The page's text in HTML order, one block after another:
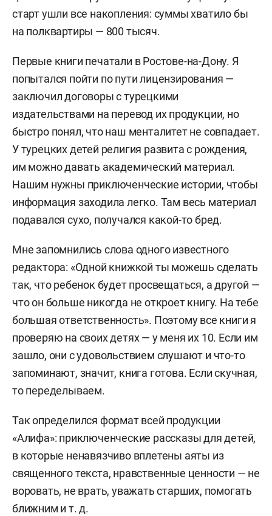
старт ушли все накопления: суммы хватило бы
на полквартиры — 800 тысяч.
Первые книги печатали в Ростове-на-Дону. Я
попытался пойти по пути лицензирования —
заключил договоры с турецкими
издательствами на перевод их продукции, но
быстро понял, что наш менталитет не совпадает.
У турецких детей религия развита с рождения,
им можно давать академический материал.
Нашим нужны приключенческие истории, чтобы
информация заходила легко. Там весь материал
подавался сухо, получался какой-то бред.
Мне запомнились слова одного известного
редактора: «Одной книжкой ты можешь сделать
так, что ребенок будет просвещаться, а другой —
что он больше никогда не откроет книгу. На тебе
большая ответственность». Поэтому все книги я
проверяю на своих детях — у меня их 10. Если им
зашло, они с удовольствием слушают и что-то
запоминают, значит, книга готова. Если скучная,
то переделываем.
Так определился формат всей продукции
«Алифа»: приключенческие рассказы для детей,
в которые ненавязчиво вплетены аяты из
священного текста, нравственные ценности — не
воровать, не врать, уважать старших, помогать
ближним и т. д.